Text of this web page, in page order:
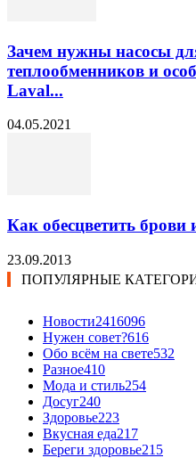
Зачем нужны насосы
теплообменников и
Laval...
04.05.2021
Как обесцветить брови
23.09.2013
ПОПУЛЯРНЫЕ
Новости2416096
Нужен совет?616
Обо всём на свете532
Разное410
Мода и стиль254
Досуг240
Здоровье223
Вкусная еда217
Береги здоровье215